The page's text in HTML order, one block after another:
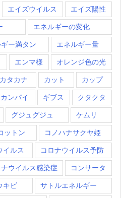
エイズウイルス エイズ陽性
エネルギーの変化
ー満タン エネルギー量
エンマ様 オレンジ色の光
カタカナ カット カップ
カンパイ ギブス クタクタ
グジュグジュ ケムリ
ットン コノハナサクヤ姫
イルス コロナウイルス予防
ナウイルス感染症 コンサータ
キビ サトルエネルギー